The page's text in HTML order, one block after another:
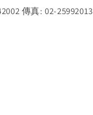
傳真: 02-25992013